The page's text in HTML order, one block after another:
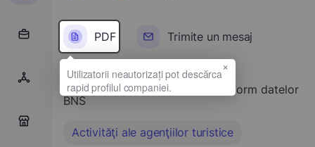
PDF Trimite un mesaj
Tipul principal de activitate conform datelor
BNS
Activităţi ale agenţiilor turistice
×